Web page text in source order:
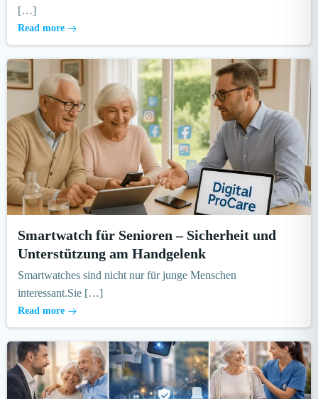
[…]
Read more
Smartwatch für Senioren – Sicherheit und
Unterstützung am Handgelenk
Smartwatches sind nicht nur für junge Menschen
interessant.Sie […]
Read more